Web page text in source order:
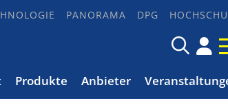
PANORAMA DPG
Produkte Anbieter